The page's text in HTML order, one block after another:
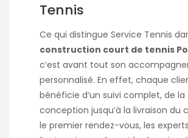
Tennis
Ce qui distingue Service Tennis
construction court de tennis
c’est avant tout son
personnalisé. En effet, chaque
bénéficie d’un suivi complet, de la
conception jusqu’à la livraison du
le premier rendez-vous, les